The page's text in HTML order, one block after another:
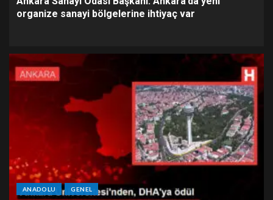
organize sanayi bölgelerine ihtiyaç var
ANADOLU GENEL